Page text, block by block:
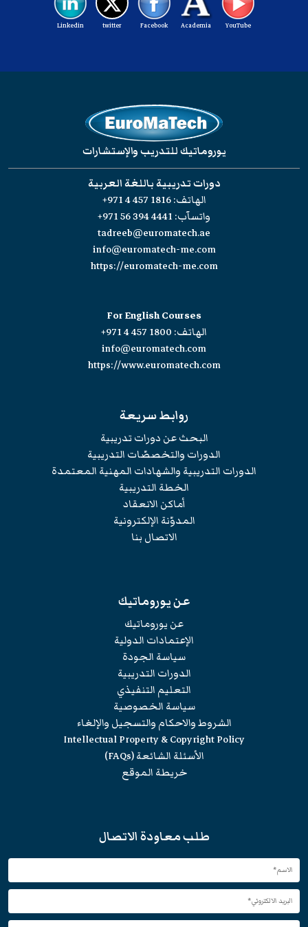
YouTube
Academia
Facebook
twitter
Linkedin
يوروماتيك للتدريب والإستشارات
دورات تدريبية باللغة العربية
الهاتف:+971 4 457 1816
واتسآب:+971 56 394 4441
tadreeb@euromatech.ae
info@euromatech-me.com
https://euromatech-me.com
For English Courses
الهاتف: +971 4 457 1800
info@euromatech.com
https://www.euromatech.com
روابط سريعة
البحث عن دورات تدريبية
الدورات والتخصصّات التدريبية
الدورات التدريبية والشهادات المهنية المعتمدة
الخطة التدريبية
أماكن الانعقاد
المدوّنة الإلكترونية
الاتصال بنا
عن يوروماتيك
عن يوروماتيك
الإعتمادات الدولية
سياسة الجودة
الدورات التدريبية
التعليم التنفيذي
سياسة الخصوصية
الشروط والاحكام والتسجيل والإلغاء
Intellectual Property & Copyright Policy
الأسئلة الشائعة (FAQs)
خريطة الموقع
طلب معاودة الاتصال